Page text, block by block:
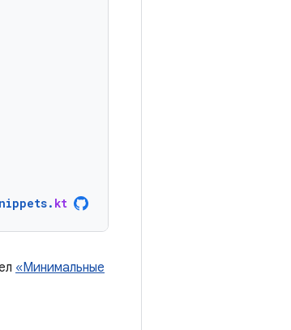
. kt
«Минимальные